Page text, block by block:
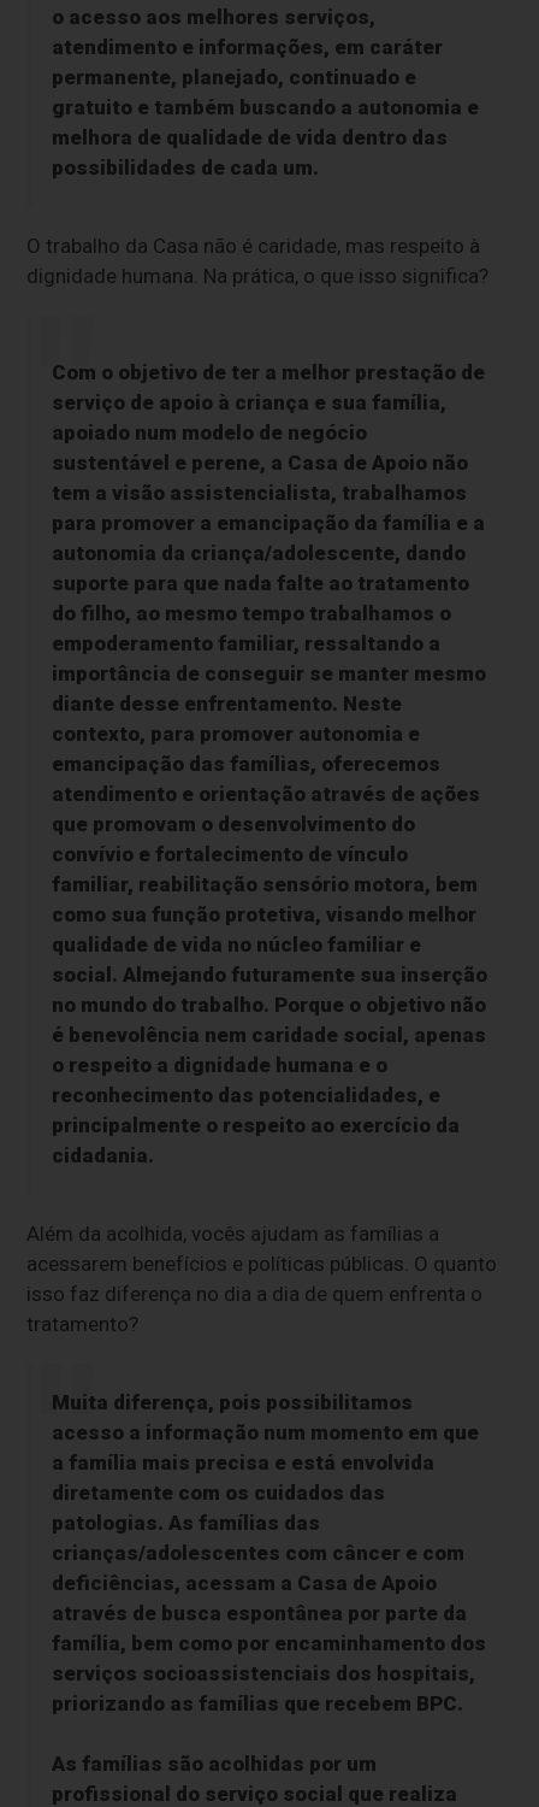
o acesso aos melhores serviços,
atendimento e informações, em caráter
permanente, planejado, continuado e
gratuito e também buscando a autonomia e
melhora de qualidade de vida dentro das
possibilidades de cada um.
O trabalho da Casa não é caridade, mas respeito à
dignidade humana. Na prática, o que isso significa?
Com o objetivo de ter a melhor prestação de
serviço de apoio à criança e sua família,
apoiado num modelo de negócio
sustentável e perene, a Casa de Apoio não
tem a visão assistencialista, trabalhamos
para promover a emancipação da família e a
autonomia da criança/adolescente, dando
suporte para que nada falte ao tratamento
do filho, ao mesmo tempo trabalhamos o
empoderamento familiar, ressaltando a
importância de conseguir se manter mesmo
diante desse enfrentamento. Neste
contexto, para promover autonomia e
emancipação das famílias, oferecemos
atendimento e orientação através de ações
que promovam o desenvolvimento do
convívio e fortalecimento de vínculo
familiar, reabilitação sensório motora, bem
como sua função protetiva, visando melhor
qualidade de vida no núcleo familiar e
social. Almejando futuramente sua inserção
no mundo do trabalho. Porque o objetivo não
é benevolência nem caridade social, apenas
o respeito a dignidade humana e o
reconhecimento das potencialidades, e
principalmente o respeito ao exercício da
cidadania.
Além da acolhida, vocês ajudam as famílias a
acessarem benefícios e políticas públicas. O quanto
isso faz diferença no dia a dia de quem enfrenta o
tratamento?
Muita diferença, pois possibilitamos
acesso a informação num momento em que
a família mais precisa e está envolvida
diretamente com os cuidados das
patologias. As famílias das
crianças/adolescentes com câncer e com
deficiências, acessam a Casa de Apoio
através de busca espontânea por parte da
família, bem como por encaminhamento dos
serviços socioassistenciais dos hospitais,
priorizando as famílias que recebem BPC.
As famílias são acolhidas por um
profissional do serviço social que realiza